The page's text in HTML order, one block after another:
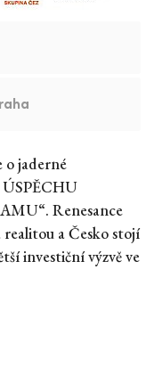
o jaderné
ÚSPĚCHU
Renesance
realitou a Česko stojí
investiční výzvě ve